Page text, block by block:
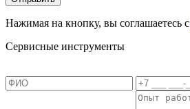
Нажимая на кнопку, вы соглашаетесь с
Сервисные инструменты